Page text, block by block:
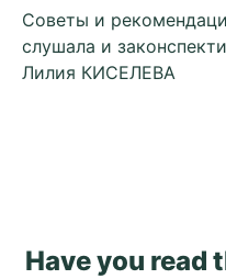
Советы и
слушала и
Лилия КИСЕЛЕВА
Have you read